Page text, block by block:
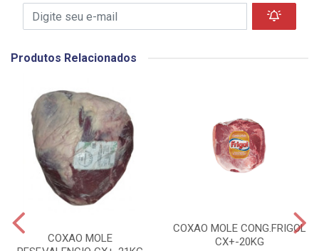
Produtos Relacionados
COXAO MOLE
COXAO MOLE CONG.FRIGOL
CX+-20KG